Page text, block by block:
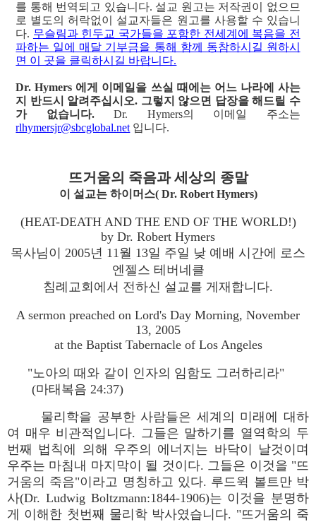
를 통해 번역되고 있습니다. 설교 원고는 저작권이 없으므
로 별도의 허락없이 설교자들은 원고를 사용할 수 있습니
다. 무슬림과 힌두교 국가들을 포함한 전세계에 복음을 전
파하는 일에 매달 기부금을 통해 함께 동참하시길 원하시
면 이 곳을 클릭하시길 바랍니다.
Dr. Hymers 에게 이메일을 쓰실 때에는 어느 나라에 사는
지 반드시 알려주십시오. 그렇지 않으면 답장을 해드릴 수
가 없습니다.Dr. Hymers의 이메일 주소는
rlhymersjr@sbcglobal.net 입니다.
뜨거움의 죽음과 세상의 종말
이 설교는 하이머스( Dr. Robert Hymers)
(HEAT-DEATH AND THE END OF THE WORLD!)
by Dr. Robert Hymers
목사님이 2005년 11월 13일 주일 낮 예배 시간에 로스
엔젤스 테버네클
침례교회에서 전하신 설교를 게재합니다.
A sermon preached on Lord's Day Morning, November
13, 2005
at the Baptist Tabernacle of Los Angeles
"노아의 때와 같이 인자의 임함도 그러하리라"
(마태복음 24:37)
물리학을 공부한 사람들은 세계의 미래에 대하
여 매우 비관적입니다. 그들은 말하기를 열역학의 두
번째 법칙에 의해 우주의 에너지는 바닥이 날것이며
우주는 마침내 마지막이 될 것이다. 그들은 이것을 "뜨
거움의 죽음"이라고 명칭하고 있다. 루드윅 볼트만 박
사(Dr. Ludwig Boltzmann:1844-1906)는 이것을 분명하
게 이해한 첫번째 물리학 박사였습니다. "뜨거움의 죽